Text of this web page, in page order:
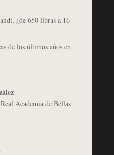
¿de 650 libras a 16
de los últimos años en
Academia de Bellas